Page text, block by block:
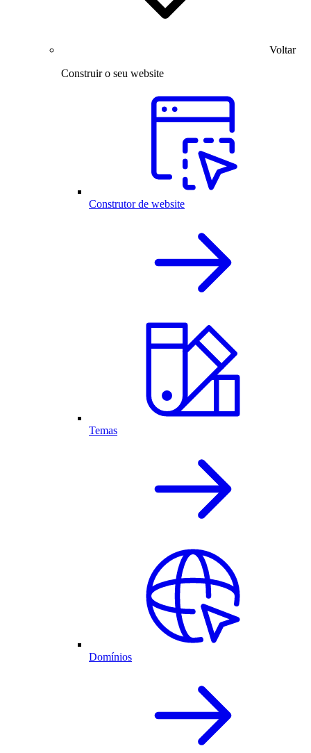
Voltar
Construir o seu website
Construtor de website
Temas
Domínios